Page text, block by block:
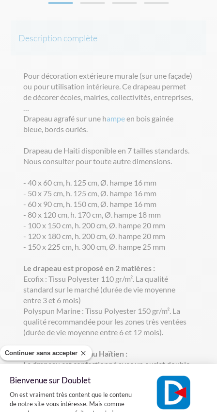
Continuer sans accepter
Bienvenue sur Doublet
Plateforme de Gestion du
On est vraiment très content que le contenu
de notre site vous intéresse. Mais comme
Description complète
Pour décoration extérieure murale (sur une façade)
ou pour utilisation intérieure. Ce drapeau permet
de décorer écoles, mairies, collectivités, entreprises,
…
Drapeau agrafé sur une hampeen bois gainée
bleue, bords ourlés.
Drapeau de Haiti disponible en 7 tailles standards.
Nous consulter pour toute autre dimensions.
- 40 x 60 cm, h. 125 cm, Ø. hampe 16 mm
- 50 x 75 cm, h. 125 cm, Ø. hampe 16 mm
- 60 x 90 cm, h. 150 cm, Ø. hampe 16 mm
- 80 x 120 cm, h. 170 cm, Ø. hampe 18 mm
- 100 x 150 cm, h. 200 cm, Ø. hampe 20 mm
- 120 x 180 cm, h. 200 cm, Ø. hampe 20 mm
- 150 x 225 cm, h. 300 cm, Ø. hampe 25 mm
Le drapeau est proposé en 2 matières :
Ecofix : Tissu Polyester 110 gr/m². La qualité
standard sur le marché (durée de vie moyenne
entre 3 et 6 mois)
Polyspun Marine : Tissu Polyester 150 gr/m². La
qualité recommandée pour les zones très ventées
(durée de vie moyenne entre 6 et 12 mois).
La finition du drapeau Haïtien :
Le drapeau est confectionné avec un ourlet double
piqûre au pourtour pour plus de solidité. Il est
agrafé sur une hampe en bois gainée bleue avec une
pointe dorée.